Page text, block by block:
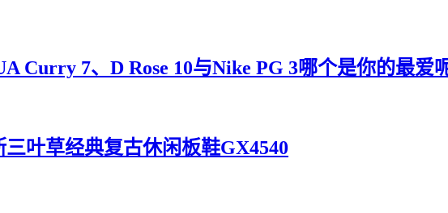
Curry 7、D Rose 10与Nike PG 3哪个是你的最爱
叶草经典复古休闲板鞋GX4540